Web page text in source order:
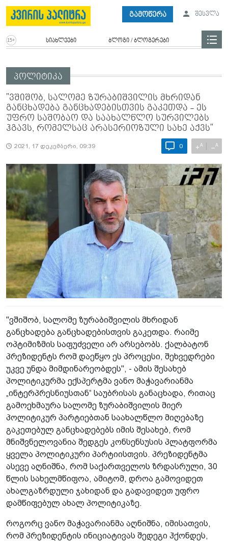
გამოწერა შესვლა
სიახლეები ბლოგი / ბლოგერები
პოლიტიკა
"ვშიშობ, სალომე ზურაბიშვილის მხრიდან
განცხადება განცხადებისთვის გაკეთდა - ეს
უფრო საშობაო და საახალწლო სურვილებს
ჰგავს, რომელსაც არასერიოზული სახე აქვს"
2021, 17 დეკემბერი, 09:39 0 +A −A
"ვშიშობ, სალომე ზურაბიშვილის მხრიდან
განცხადება განცხადებისთვის გაკეთდა. რაიმე
ოპტიმიზმის საფუძველი არ არსებობს. ქალბატონ
პრეზიდენტს რომ დაეწყო ეს პროცესი, შეხვედრები
უკვე უნდა მიმდინარეობდეს", - ამის შესახებ
პოლიტიკურმა ექსპერტმა ვანო მაჭავარიანმა
„ინტერპრესნიუსთან“ საუბრისას განაცხადა, რითაც
გამოეხმაურა სალომე ზურაბიშვილის მიერ
პოლიტიკურ პარტიებთან საახალწლო მიღებაზე
გაკეთებულ განცხადებებს იმის შესახებ, რომ
მნიშვნელოვანია შედგეს კონსენსუსის პლატფორმა
ყველა პოლიტიკური პარტიისთვის. პრეზიდენტმა
ასევე აღნიშნა, რომ საქართველოს ზრდასრული, 30
წლის სახელმწიფოა, ამიტომ, დროა გამოვიდეთ
ახალგაზრდული ჯახიდან და გადავიდეთ უფრო
დამწიფებულ ახალ პოლიტიკაზე.
როგორც ვანო მაჭავარიანმა აღნიშნა, იმისათვის,
რომ პრეზიდენტის ინიციატივას შედეგი ჰქონდეს,